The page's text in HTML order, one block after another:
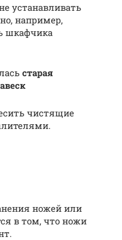
устанавливать
например,
шкафчика
старая
чистящие
ножей или
в том, что ножи